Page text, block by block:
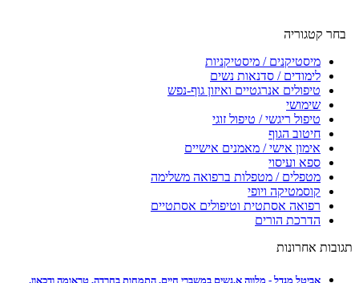
בחר קטגוריה
מיסטיקנים / מיסטיקניות
לימודים / סדנאות נשים
טיפולים אנרגטיים ואיזון גוף-נפש
שימושי
טיפול ריגשי / טיפול זוגי
חיטוב הגוף
אימון אישי / מאמנים אישיים
ספא ועיסוי
מטפלים / מטפלות ברפואה משלימה
קוסמטיקה ויופי
רפואה אסתטית וטיפולים אסתטיים
הדרכת הורים
תגובות אחרונות
אביטל מנדל - מלווה א.נשים במשברי חיים, התמחות בחרדה, טראומה ודכאון.